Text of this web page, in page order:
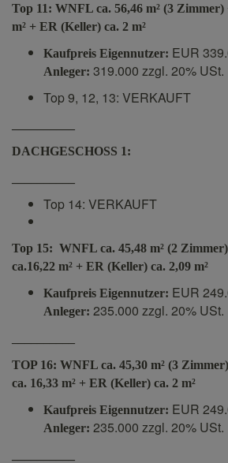
Top 11: WNFL ca. 56,46 m² (3 Zimmer)
m² + ER (Keller) ca. 2 m²
Kaufpreis Eigennutzer: EUR
Anleger: 319.000 zzgl. 20% USt.
Top 9, 12, 13: VERKAUFT
DACHGESCHOSS 1:
Top 14: VERKAUFT
Top 15: WNFL ca. 45,48 m² (2
ca.16,22 m² + ER (Keller) ca. 2,09 m²
Kaufpreis Eigennutzer: EUR
Anleger: 235.000 zzgl. 20% USt.
TOP 16: WNFL ca. 45,30 m² (3
ca. 16,33 m² + ER (Keller) ca. 2 m²
Kaufpreis Eigennutzer: EUR
Anleger: 235.000 zzgl. 20% USt.